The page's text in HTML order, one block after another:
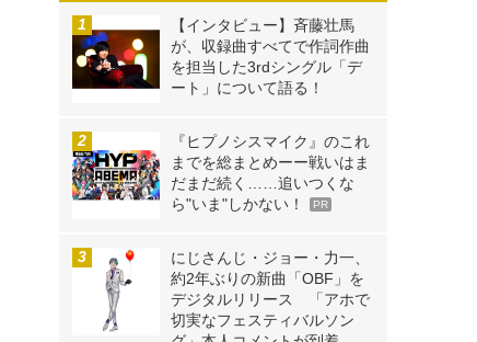
【インタビュー】斉藤壮馬
が、収録曲すべてで作詞作曲
を担当した3rdシングル「デ
ート」について語る！
『ヒプノシスマイク』のこれ
までを総まとめーー戦いはま
だまだ続く……追いつくな
ら"いま"しかない！
PR
にじさんじ・ジョー・力一、
約2年ぶりの新曲「OBF」を
デジタルリリース 「アホで
切実なフェスティバルソン